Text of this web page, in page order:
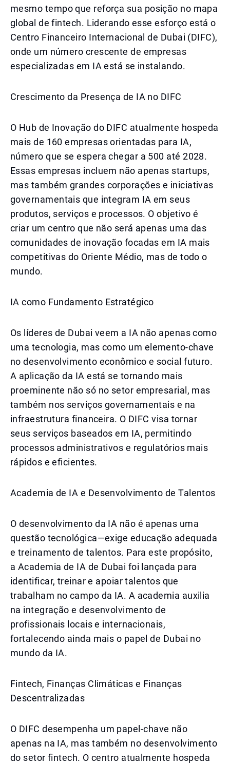
mesmo tempo que reforça sua posição no mapa
global de fintech. Liderando esse esforço está o
Centro Financeiro Internacional de Dubai (DIFC),
onde um número crescente de empresas
especializadas em IA está se instalando.
Crescimento da Presença de IA no DIFC
O Hub de Inovação do DIFC atualmente hospeda
mais de 160 empresas orientadas para IA,
número que se espera chegar a 500 até 2028.
Essas empresas incluem não apenas startups,
mas também grandes corporações e iniciativas
governamentais que integram IA em seus
produtos, serviços e processos. O objetivo é
criar um centro que não será apenas uma das
comunidades de inovação focadas em IA mais
competitivas do Oriente Médio, mas de todo o
mundo.
IA como Fundamento Estratégico
Os líderes de Dubai veem a IA não apenas como
uma tecnologia, mas como um elemento-chave
no desenvolvimento econômico e social futuro.
A aplicação da IA está se tornando mais
proeminente não só no setor empresarial, mas
também nos serviços governamentais e na
infraestrutura financeira. O DIFC visa tornar
seus serviços baseados em IA, permitindo
processos administrativos e regulatórios mais
rápidos e eficientes.
Academia de IA e Desenvolvimento de Talentos
O desenvolvimento da IA não é apenas uma
questão tecnológica—exige educação adequada
e treinamento de talentos. Para este propósito,
a Academia de IA de Dubai foi lançada para
identificar, treinar e apoiar talentos que
trabalham no campo da IA. A academia auxilia
na integração e desenvolvimento de
profissionais locais e internacionais,
fortalecendo ainda mais o papel de Dubai no
mundo da IA.
Fintech, Finanças Climáticas e Finanças
Descentralizadas
O DIFC desempenha um papel-chave não
apenas na IA, mas também no desenvolvimento
do setor fintech. O centro atualmente hospeda